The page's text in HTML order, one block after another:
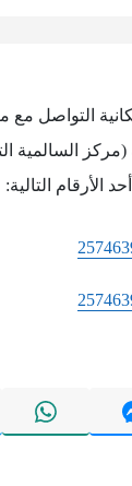
التواصل
(مركز السالمية
الأرقام التالية: